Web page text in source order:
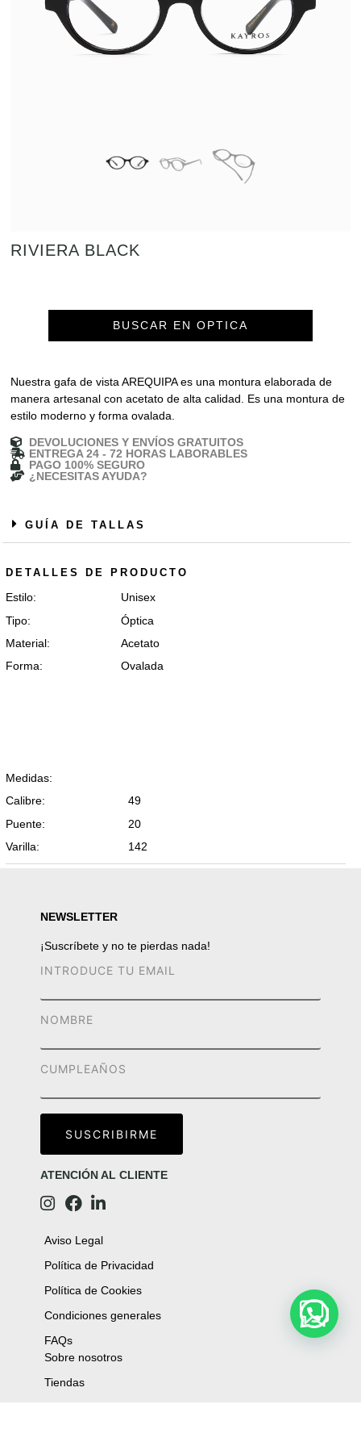
RIVIERA BLACK
BUSCAR EN OPTICA
Nuestra gafa de vista AREQUIPA es una montura elaborada de
manera artesanal con acetato de alta calidad. Es una montura de
estilo moderno y forma ovalada.
DEVOLUCIONES Y ENVÍOS GRATUITOS
ENTREGA 24 - 72 HORAS LABORABLES
PAGO 100% SEGURO
¿NECESITAS AYUDA?
GUÍA DE TALLAS
DETALLES DE PRODUCTO
Estilo:
Unisex
Tipo:
Óptica
Material:
Acetato
Forma:
Ovalada
Medidas:
Calibre:
49
Puente:
20
Varilla:
142
NEWSLETTER
¡Suscríbete y no te pierdas nada!
Aviso Legal
Política de Privacidad
Política de Cookies
Condiciones generales
FAQs
Sobre nosotros
Tiendas
ATENCIÓN AL CLIENTE